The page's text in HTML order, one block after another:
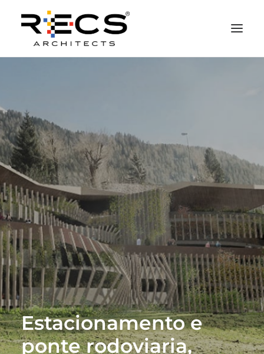
NEWS
FUNDAÇÃO
CONTATOS
MERCHANDISING
Estacionamento e
ponte rodoviaria,